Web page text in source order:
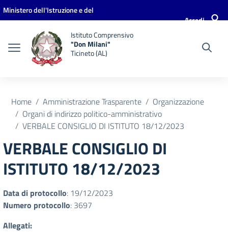
Vai ai contenuti
Vai al menu di navigazione
Vai al footer
Ministero dell'Istruzione e del
Accedi
Istituto Comprensivo
"Don Milani"
Ticineto (AL)
Home Amministrazione Trasparente
Organizzazione
Organi di indirizzo politico-amministrativo
VERBALE CONSIGLIO DI ISTITUTO 18/12/2023
VERBALE CONSIGLIO DI
ISTITUTO 18/12/2023
Data di protocollo: 19/12/2023
Numero protocollo: 3697
Allegati: